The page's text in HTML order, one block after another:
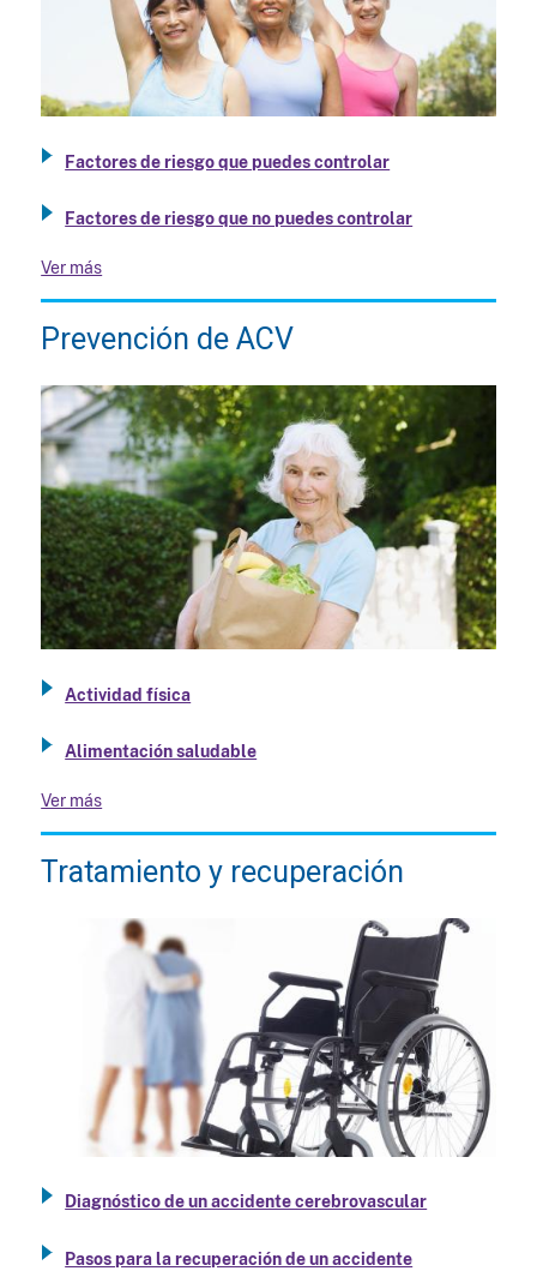
Factores de riesgo que puedes controlar
Factores de riesgo que no puedes controlar
Ver más
Prevención de ACV
Actividad física
Alimentación saludable
Ver más
Tratamiento y recuperación
Diagnóstico de un accidente cerebrovascular
Pasos para la recuperación de un accidente